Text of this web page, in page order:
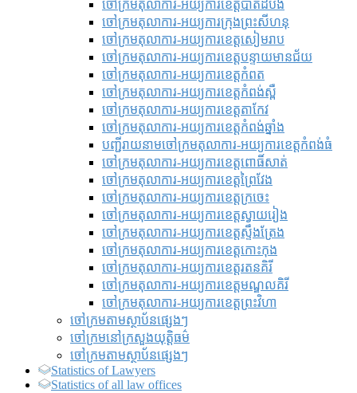
ចៅក្រមតុលាការ-អយ្យការខេត្តបាត់ដំបង
ចៅក្រមតុលាការ-អយ្យការ​ក្រុងព្រះសីហនុ
ចៅក្រមតុលាការ-អយ្យការខេត្តសៀមរាប
ចៅក្រមតុលាការ-អយ្យការខេត្តបន្ទាយមានជ័យ
ចៅក្រមតុលាការ-អយ្យការខេត្តកំពត
ចៅក្រមតុលាការ-អយ្យការខេត្តកំពង់ស្ពឺ
ចៅក្រមតុលាការ-អយ្យការខេត្តតាកែវ
ចៅក្រមតុលាការ-អយ្យការខេត្តកំពង់ឆ្នាំង
បញ្ជីរាយនាមចៅក្រមតុលាការ-អយ្យការខេត្តកំពង់ធំ
ចៅក្រមតុលាការ-អយ្យការខេត្តពោធិ៍សាត់
ចៅក្រមតុលាការ-អយ្យការខេត្តព្រៃវែង
ចៅក្រមតុលាការ-អយ្យការខេត្តក្រចេះ
ចៅក្រមតុលាការ-អយ្យការខេត្តស្វាយរៀង
ចៅក្រមតុលាការ-អយ្យការខេត្តស្ទឹងត្រែង
ចៅក្រមតុលាការ-អយ្យការខេត្តកោះកុង
ចៅក្រមតុលាការ-អយ្យការខេត្តរតនគិរី
ចៅក្រមតុលាការ-អយ្យការខេត្តមណ្ឌលគិរី
ចៅក្រមតុលាការ-អយ្យការខេត្តព្រះវិហា
ចៅក្រមតាមស្ថាប័នផ្សេងៗ
ចៅក្រមនៅក្រសួងយុត្តិធម៌
ចៅក្រមតាមស្ថាប័នផ្សេងៗ
Statistics of Lawyers
Statistics of all law offices